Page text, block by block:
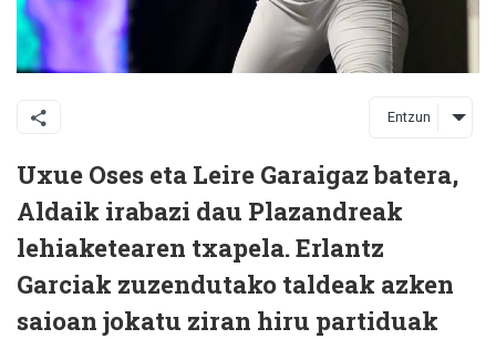
Entzun
Uxue Oses eta Leire Garaigaz batera,
Aldaik irabazi dau Plazandreak
lehiaketearen txapela. Erlantz
Garciak zuzendutako taldeak azken
saioan jokatu ziran hiru partiduak